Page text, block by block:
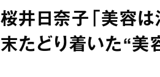
桜井日奈子「美容
末たどり着いた“美